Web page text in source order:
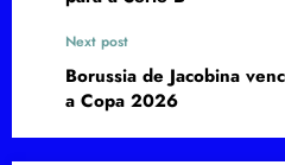
Next post
Borussia de Jacobina
a Copa 2026